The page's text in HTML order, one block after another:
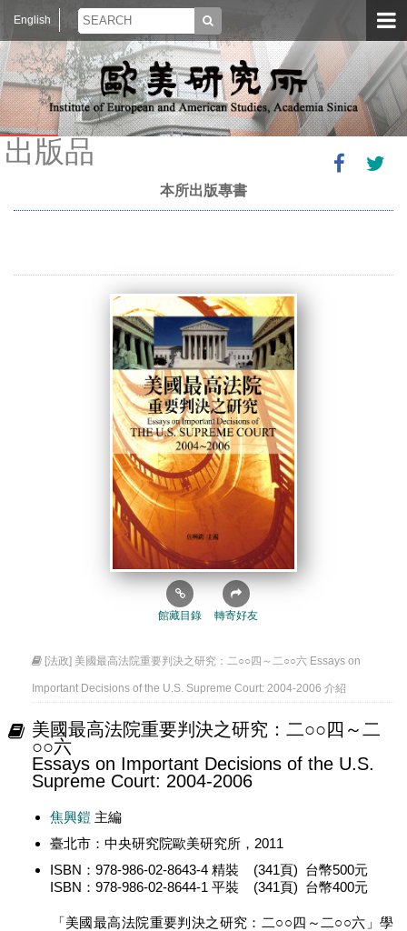
English
出版品
本所出版專書
館藏目錄 轉寄好友
[法政] 美國最高法院重要判決之研究：二○○四～二○○六 Essays on
Important Decisions of the U.S. Supreme Court: 2004-2006 介紹
美國最高法院重要判決之研究：二○○四～二
○○六
Essays on Important Decisions of the U.S.
Supreme Court: 2004-2006
焦興鎧主編
臺北市：中央研究院歐美研究所，2011
ISBN：978-986-02-8643-4 精裝 (341頁) 台幣500元
ISBN：978-986-02-8644-1 平裝 (341頁) 台幣400元
「美國最高法院重要判決之研究：二○○四～二○○六」學